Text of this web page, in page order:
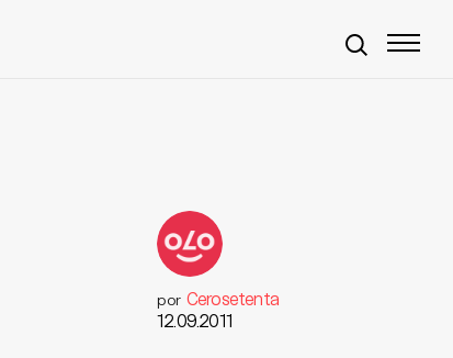
por Cerosetenta
12.09.2011